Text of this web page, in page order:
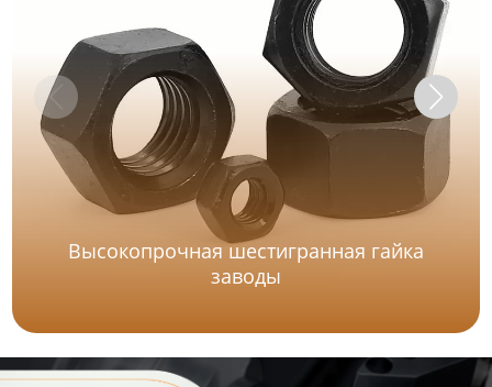
Высокопрочная шестигранная гайка
заводы